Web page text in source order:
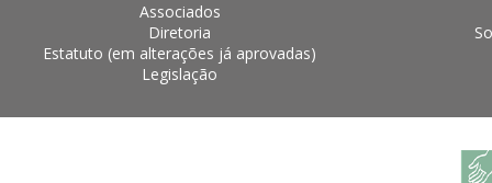
Associados
Diretoria
Estatuto (em alterações já aprovadas)
Legislação